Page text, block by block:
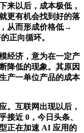
来以后，成本极低，
更有机会找到好的落
从而形成价格低→
正向循环。
济，意为在一定产
降低的现象。其原因
产一单位产品的成本
互联网出现以后，
接近 0，今日头条、
正在加速 AI 应用的